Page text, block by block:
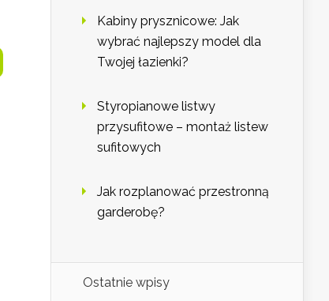
Kabiny prysznicowe: Jak
wybrać najlepszy model dla
Twojej łazienki?
Styropianowe listwy
przysufitowe – montaż listew
sufitowych
Jak rozplanować przestronną
garderobę?
Ostatnie wpisy